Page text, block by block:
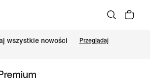
wszystkie nowości Przeglądaj